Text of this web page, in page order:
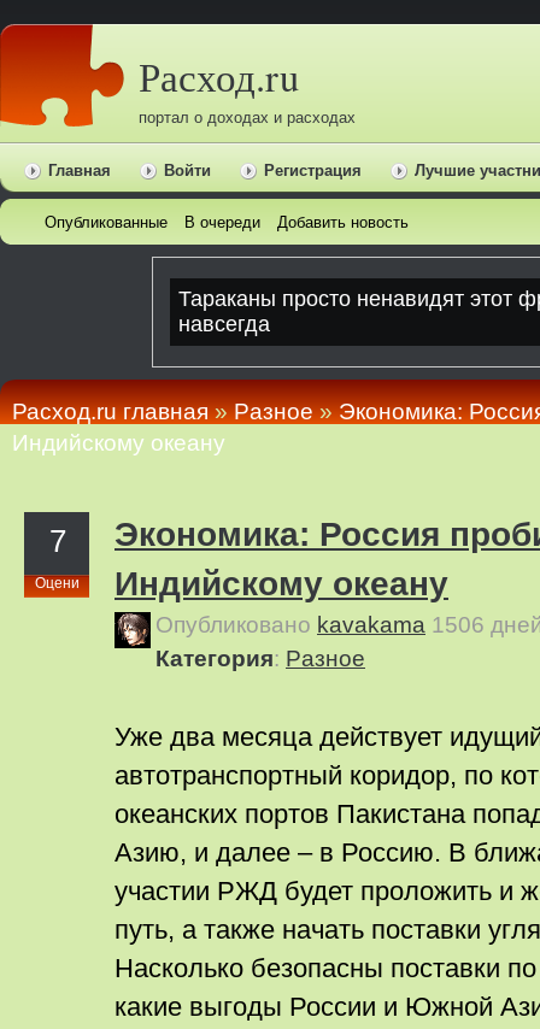
Расход.ru
портал о доходах и расходах
Главная Войти Регистрация Лучшие
Опубликованные В очереди Добавить новость
Расход.ru главная»Pазное»Экономика:
Индийскому океану
7
Оцени
Экономика: Россия
Индийскому океану
Опубликовано kavakama 1506
Категория: Pазное
Уже два месяца действует
автотранспортный коридор, по
океанских портов Пакистана
Азию, и далее – в Россию. В
участии РЖД будет проложить и
путь, а также начать поставки
Насколько безопасны поставки
какие выгоды России и Южной